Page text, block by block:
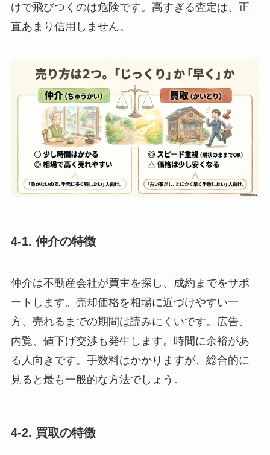
けで飛びつくのは危険です。高すぎる査定は、正
直あまり信用しません。
4-1. 仲介の特徴
仲介は不動産会社が買主を探し、成約までをサポ
ートします。売却価格を相場に近づけやすい一
方、売れるまでの期間は読みにくいです。広告、
内覧、値下げ交渉も発生します。時間に余裕があ
る人向きです。手数料はかかりますが、総合的に
見ると最も一般的な方法でしょう。
4-2. 買取の特徴